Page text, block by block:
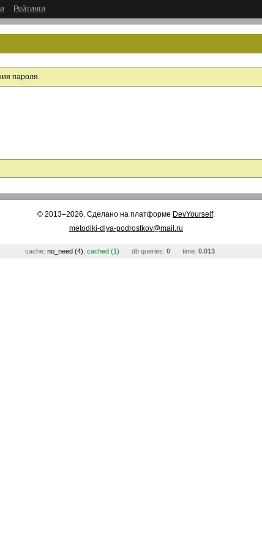
Рейтинги
пароля.
© 2013–2026. Сделано на платформе DevYourself.
metodiki-dlya-podrostkov@mail.ru
cache: no_need (4) cached (1) db queries: 0 time: 0.013